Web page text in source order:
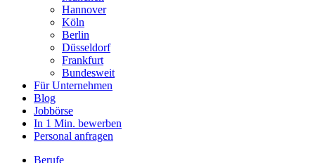
Hannover
Köln
Berlin
Düsseldorf
Frankfurt
Bundesweit
Für Unternehmen
Blog
Jobbörse
In 1 Min. bewerben
Personal anfragen
Berufe